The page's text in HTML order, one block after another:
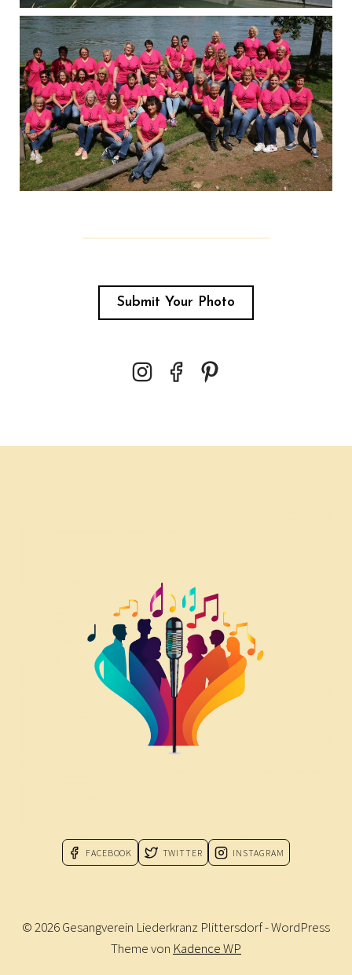
Submit Your Photo
FACEBOOK TWITTER INSTAGRAM
© 2026 Gesangverein Liederkranz Plittersdorf - WordPress
Theme von Kadence WP